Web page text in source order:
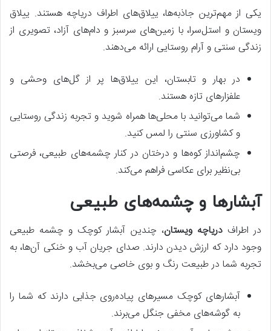
یکی از مهم‌ترین جاذبه‌ها، ییلاق‌های اطراف دریاچه هستند. ییلاق
ویستان و استل‌سرا، با زمین‌های سرسبز و دام‌های آزاد، تصویری از
زندگی سنتی و آرام روستایی ارائه می‌دهند.
در بهار و تابستان، این ییلاق‌ها پر از گل‌های وحشی و
علفزارهای تازه هستند.
شما می‌توانید با محلی‌ها همراه شوید و تجربه زندگی روستایی
و کشاورزی سنتی را لمس کنید.
چشم‌انداز کوه‌ها و درختان در کنار چشمه‌های طبیعی، فرصتی
بی‌نظیر برای عکاسی فراهم می‌کند.
آبشارها و چشمه‌های طبیعی
در اطرافدریاچه ویستان، چندین آبشار کوچک و چشمه طبیعی
وجود دارد که ارزش دیدن دارند. صدای جریان آب و خنکی آن‌ها، به
تجربه شما در طبیعت رنگ و بوی خاصی می‌بخشد.
آبشارهای کوچک مسیرهای پیاده‌روی جذابی دارند که شما را
به گوشه‌های مخفی جنگل می‌برند.